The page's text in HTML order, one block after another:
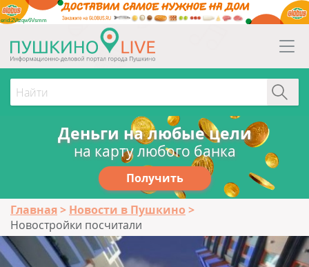
erid:2Vtzqw6Vsmm
Деньги на любые цели
на карту любого банка
Получить
Главная
Новости в Пушкино
Новостройки посчитали